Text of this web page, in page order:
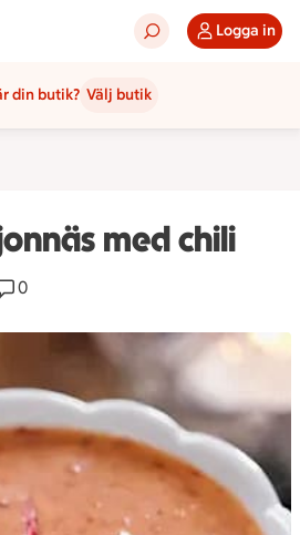
Logga in
din butik? Välj butik
med chili
har 0 kommentarer
0